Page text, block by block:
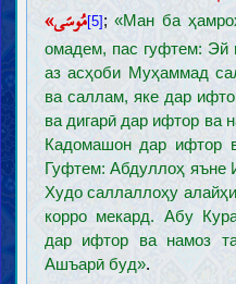
مُوسَى»[5] ;«Ман ба
омадем, пас гуфтем:
аз асҳоби Муҳаммад
ва саллам, яке дар
ва дигарӣ дар ифтор ва
Кадомашон дар ифтор
Гуфтем: Абдуллоҳ яъне
Худо саллаллоҳу
корро мекард. Абу
дар ифтор ва намоз
Ашъарӣ буд».
Зарурат ва чигунагии
Мавонеъи касби илм
Тақлид
Вазойиф ва аъмоли
Ҳуҷҷат
Китоби Худованд
Ҳуҷҷият, эъҷоз ва
Тафсири Қуръон
Равиш ва
Тафсири бархи
Халифаи Худованд
Зарурати ва сифоти
Тариқаи шинохти